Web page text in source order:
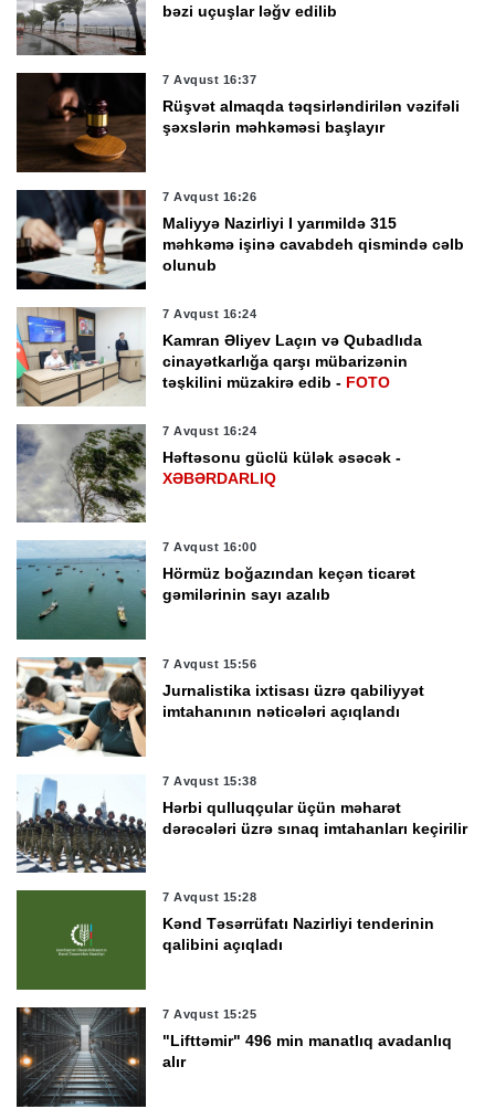
bəzi uçuşlar ləğv edilib
7 Avqust 16:37
Rüşvət almaqda təqsirləndirilən vəzifəli
şəxslərin məhkəməsi başlayır
7 Avqust 16:26
Maliyyə Nazirliyi I yarımildə 315
məhkəmə işinə cavabdeh qismində cəlb
olunub
7 Avqust 16:24
Kamran Əliyev Laçın və Qubadlıda
cinayətkarlığa qarşı mübarizənin
təşkilini müzakirə edib - FOTO
7 Avqust 16:24
Həftəsonu güclü külək əsəcək -
XƏBƏRDARLIQ
7 Avqust 16:00
Hörmüz boğazından keçən ticarət
gəmilərinin sayı azalıb
7 Avqust 15:56
Jurnalistika ixtisası üzrə qabiliyyət
imtahanının nəticələri açıqlandı
7 Avqust 15:38
Hərbi qulluqçular üçün məharət
dərəcələri üzrə sınaq imtahanları keçirilir
7 Avqust 15:28
Kənd Təsərrüfatı Nazirliyi tenderinin
qalibini açıqladı
7 Avqust 15:25
"Lifttəmir" 496 min manatlıq avadanlıq
alır